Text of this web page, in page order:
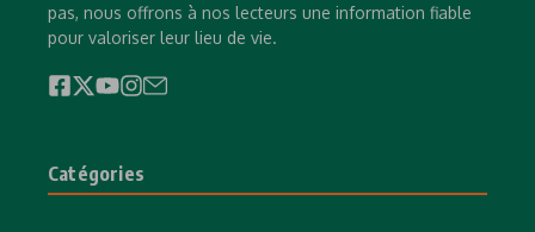
pas, nous offrons à nos lecteurs une information fiable
pour valoriser leur lieu de vie.
Catégories